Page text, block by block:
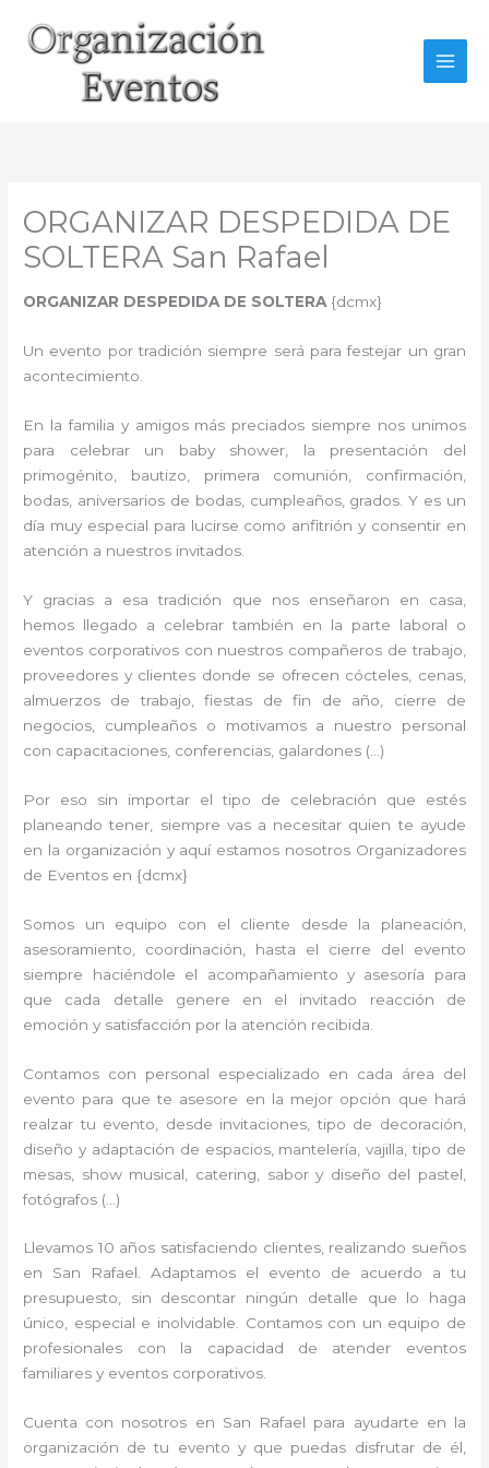
contenido
ORGANIZAR DESPEDIDA DE
SOLTERA San Rafael
ORGANIZAR DESPEDIDA DE SOLTERA{dcmx}
Un evento por tradición siempre será para festejar un gran
acontecimiento.
En la familia y amigos más preciados siempre nos unimos
para celebrar un baby shower, la presentación del
primogénito, bautizo, primera comunión, confirmación,
bodas, aniversarios de bodas, cumpleaños, grados. Y es un
día muy especial para lucirse como anfitrión y consentir en
atención a nuestros invitados.
Y gracias a esa tradición que nos enseñaron en casa,
hemos llegado a celebrar también en la parte laboral o
eventos corporativos con nuestros compañeros de trabajo,
proveedores y clientes donde se ofrecen cócteles, cenas,
almuerzos de trabajo, fiestas de fin de año, cierre de
negocios, cumpleaños o motivamos a nuestro personal
con capacitaciones, conferencias, galardones (…)
Por eso sin importar el tipo de celebración que estés
planeando tener, siempre vas a necesitar quien te ayude
en la organización y aquí estamos nosotros Organizadores
de Eventos en {dcmx}
Somos un equipo con el cliente desde la planeación,
asesoramiento, coordinación, hasta el cierre del evento
siempre haciéndole el acompañamiento y asesoría para
que cada detalle genere en el invitado reacción de
emoción y satisfacción por la atención recibida.
Contamos con personal especializado en cada área del
evento para que te asesore en la mejor opción que hará
realzar tu evento, desde invitaciones, tipo de decoración,
diseño y adaptación de espacios, mantelería, vajilla, tipo de
mesas, show musical, catering, sabor y diseño del pastel,
fotógrafos (…)
Llevamos 10 años satisfaciendo clientes, realizando sueños
en San Rafael. Adaptamos el evento de acuerdo a tu
presupuesto, sin descontar ningún detalle que lo haga
único, especial e inolvidable. Contamos con un equipo de
profesionales con la capacidad de atender eventos
familiares y eventos corporativos.
Cuenta con nosotros en San Rafael para ayudarte en la
organización de tu evento y que puedas disfrutar de él,